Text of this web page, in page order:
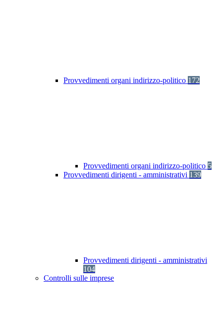
Provvedimenti organi indirizzo-politico 172
Provvedimenti organi indirizzo-politico 5
Provvedimenti dirigenti - amministrativi 139
Provvedimenti dirigenti - amministrativi
104
Controlli sulle imprese